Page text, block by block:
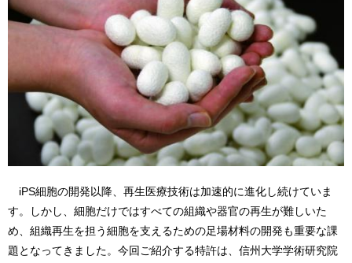
iPS細胞の開発以降、再生医療技術は加速的に進化し続けていま
す。しかし、細胞だけではすべての組織や器官の再生が難しいた
め、組織再生を担う細胞を支えるための足場材料の開発も重要な課
題となってきました。今回ご紹介する特許は、信州大学学術研究院